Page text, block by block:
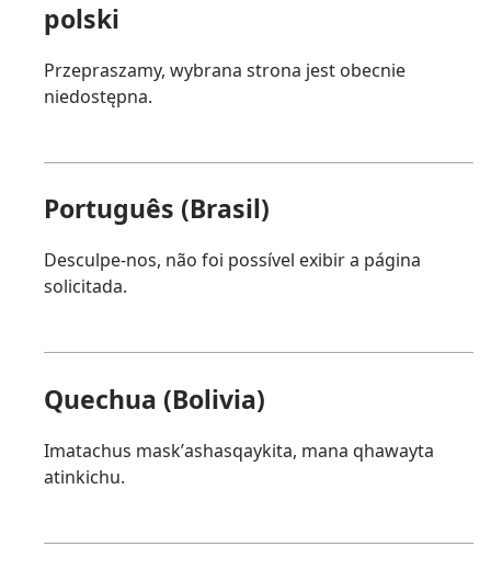
polski
Przepraszamy, wybrana strona jest obecnie
niedostępna.
Português (Brasil)
Desculpe-nos, não foi possível exibir a página
solicitada.
Quechua (Bolivia)
Imatachus maskʼashasqaykita, mana qhawayta
atinkichu.